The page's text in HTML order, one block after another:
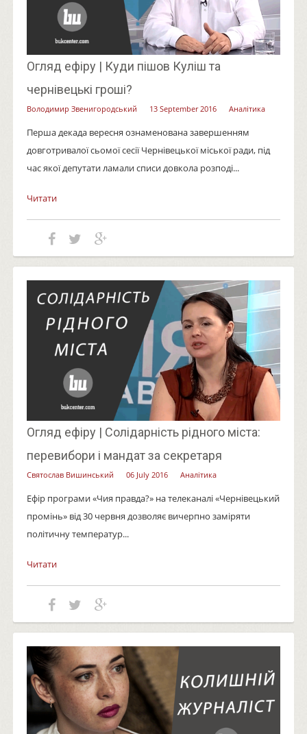
Огляд ефіру | Куди пішов Куліш та
чернівецькі гроші?
Володимир Звенигородський 13 September 2016 Аналітика
Перша декада вересня ознаменована завершенням
довготривалої сьомої сесії Чернівецької міської ради, під
час якої депутати ламали списи довкола розподі...
Читати
Огляд ефіру | Солідарність рідного міста:
перевибори і мандат за секретаря
Святослав Вишинський 06 July 2016 Аналітика
Ефір програми «Чия правда?» на телеканалі «Чернівецький
промінь» від 30 червня дозволяє вичерпно заміряти
політичну температур...
Читати